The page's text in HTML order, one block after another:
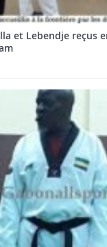
et Lebendje reçus